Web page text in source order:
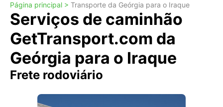
Página principal > Transporte da Geórgia para o Iraque
Serviços de caminhão
GetTransport.com da
Geórgia para o Iraque
Frete rodoviário